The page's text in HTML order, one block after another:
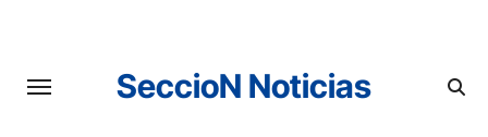
contenido
SeccioN Noticias